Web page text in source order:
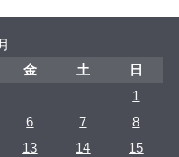
金 土
日
1
6 7
8
13 14
15